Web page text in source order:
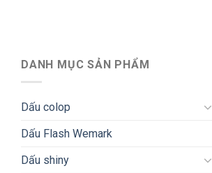
DANH MỤC SẢN PHẨM
Dấu colop
Dấu Flash Wemark
Dấu shiny